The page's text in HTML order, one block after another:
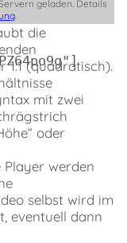
geladen. Details
.
die
1:1 (quadratisch).
mit zwei
oder
Player werden
selbst wird im
eventuell dann